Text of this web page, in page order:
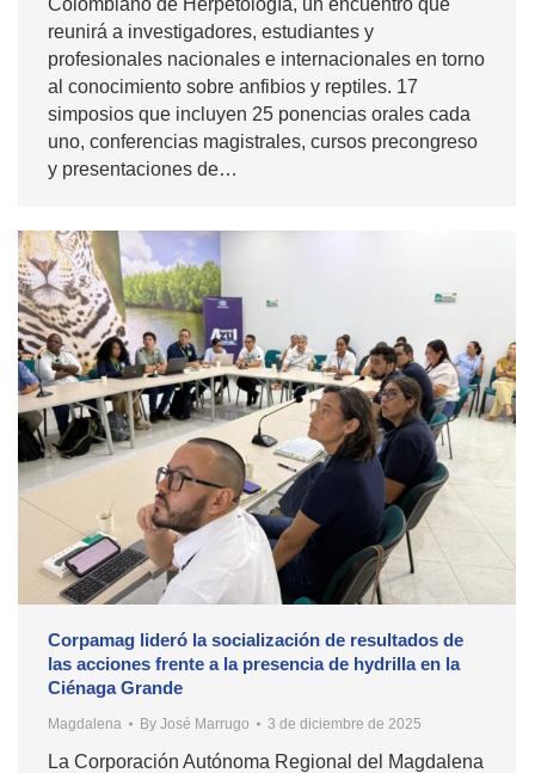
Colombiano de Herpetología, un encuentro que
reunirá a investigadores, estudiantes y
profesionales nacionales e internacionales en torno
al conocimiento sobre anfibios y reptiles. 17
simposios que incluyen 25 ponencias orales cada
uno, conferencias magistrales, cursos precongreso
y presentaciones de…
Corpamag lideró la socialización de resultados de
las acciones frente a la presencia de hydrilla en la
Ciénaga Grande
Magdalena By José Marrugo 3 de diciembre de 2025
La Corporación Autónoma Regional del Magdalena